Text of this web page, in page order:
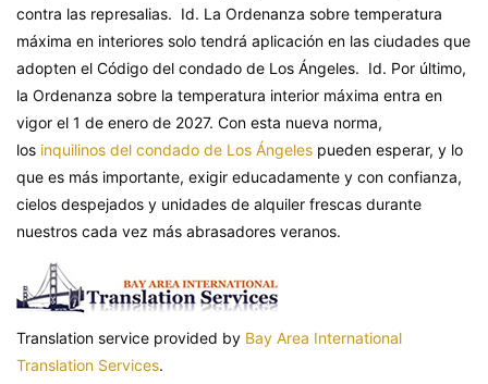
contra las represalias. Id. La Ordenanza sobre temperatura
máxima en interiores solo tendrá aplicación en las ciudades que
adopten el Código del condado de Los Ángeles. Id. Por último,
la Ordenanza sobre la temperatura interior máxima entra en
vigor el 1 de enero de 2027. Con esta nueva norma,
los inquilinos del condado de Los Ángeles pueden esperar, y lo
que es más importante, exigir educadamente y con confianza,
cielos despejados y unidades de alquiler frescas durante
nuestros cada vez más abrasadores veranos.
Translation service provided by Bay Area International
Translation Services.